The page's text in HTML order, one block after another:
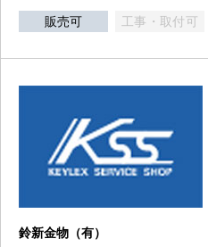
販売可 工事・取付可
鈴新金物（有）